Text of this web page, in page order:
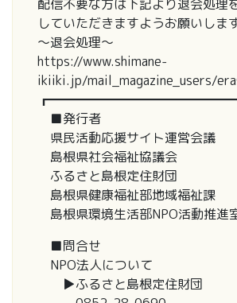
配信不要な方は下記より退会処理
していただきますようお願いします
～退会処理～
https://www.shimane-
ikiiki.jp/mail_magazine_users/
■発行者
県民活動応援サイト運営会議
島根県社会福祉協議会
ふるさと島根定住財団
島根県健康福祉部地域福祉課
島根県環境生活部NPO活動推進
■問合せ
NPO法人について
▶ふるさと島根定住財団